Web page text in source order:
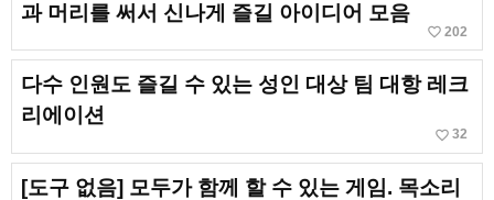
과 머리를 써서 신나게 즐길 아이디어 모음
favorite_border 202
다수 인원도 즐길 수 있는 성인 대상 팀 대항 레크
리에이션
favorite_border 32
[도구 없음] 모두가 함께 할 수 있는 게임. 목소리